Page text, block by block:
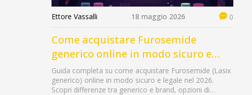
Ettore Vassalli 18 maggio 2026 0
Come acquistare Furosemide
generico online in modo sicuro e
legale nel 2026
Guida completa su come acquistare Furosemide (Lasix
generico) online in modo sicuro e legale nel 2026.
Scopri differenze tra generico e brand, opzioni di